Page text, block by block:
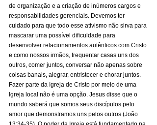
de organização e a criação de inúmeros cargos e
responsabilidades gerenciais. Devemos ter
cuidado para que todo esse ativismo não sirva para
mascarar uma possível dificuldade para
desenvolver relacionamentos autênticos com Cristo
e como nossos irmãos, frequentar casas uns dos
outros, comer juntos, conversar não apenas sobre
coisas banais, alegrar, entristecer e chorar juntos.
Fazer parte da Igreja de Cristo por meio de uma
Igreja local não é uma opção. Jesus disse que o
mundo saberá que somos seus discípulos pelo
amor que demonstramos uns pelos outros (João